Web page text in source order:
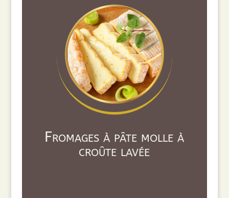
Fromages à pâte molle à
croûte lavée